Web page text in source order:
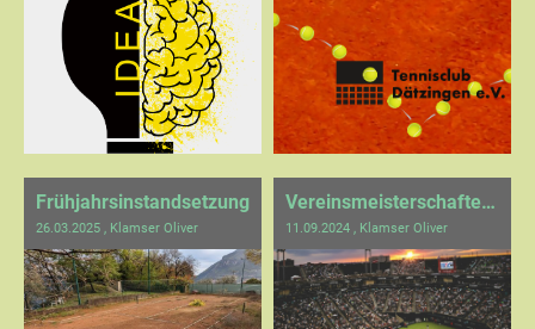
Frühjahrsinstandsetzung
26.03.2025 , Klamser Oliver
Vereinsmeisterschaften 2024
11.09.2024 , Klamser Oliver